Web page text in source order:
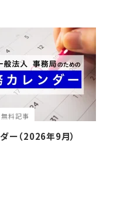
無料記事
ー（2026年9月）